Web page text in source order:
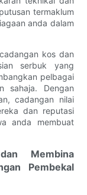
termaklum
anda dalam
kos dan
serbuk yang
pelbagai
sahaja. Dengan
cadangan nilai
dan reputasi
anda membuat
Membina
Pembekal